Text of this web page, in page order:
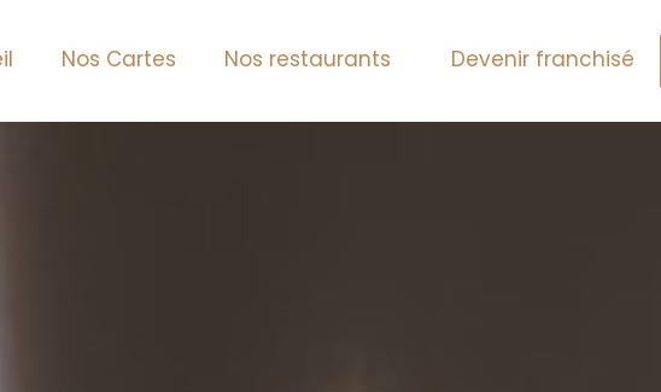
Nos Cartes Nos restaurants Devenir franchisé